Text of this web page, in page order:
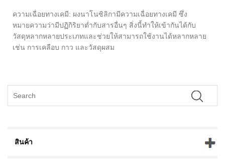
ความเฉื่อยทางเคมี: ผงนาโนซิลิกามีความเฉื่อยทางเคมี ซึ่ง
หมายความว่ามีปฏิกิริยาต่ำกับสารอื่นๆ สิ่งนี้ทำให้เข้ากันได้กับ
วัสดุหลากหลายประเภทและช่วยให้สามารถใช้งานได้หลากหลาย
เช่น การเคลือบ กาว และวัสดุผสม
สินค้า